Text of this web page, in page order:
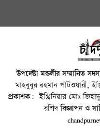
উপদেষ্টা মন্ডলীর সম্মানিত
মাহবুবুর রহমান পাটওয়ারী,
প্রকাশক: ইঞ্জিনিয়ার মোঃ
রশিদবিজ্ঞাপন ও